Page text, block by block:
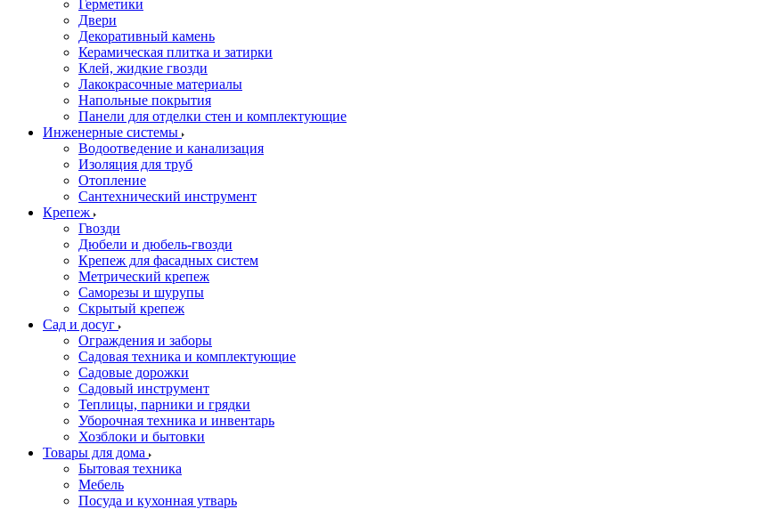
Герметики
Двери
Декоративный камень
Керамическая плитка и затирки
Клей, жидкие гвозди
Лакокрасочные материалы
Напольные покрытия
Панели для отделки стен и комплектующие
Инженерные системы
Водоотведение и канализация
Изоляция для труб
Отопление
Сантехнический инструмент
Крепеж
Гвозди
Дюбели и дюбель-гвозди
Крепеж для фасадных систем
Метрический крепеж
Саморезы и шурупы
Скрытый крепеж
Сад и досуг
Ограждения и заборы
Садовая техника и комплектующие
Садовые дорожки
Садовый инструмент
Теплицы, парники и грядки
Уборочная техника и инвентарь
Хозблоки и бытовки
Товары для дома
Бытовая техника
Мебель
Посуда и кухонная утварь